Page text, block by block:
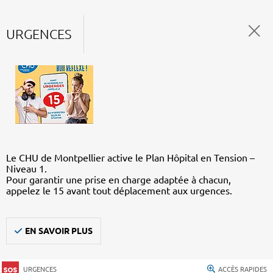
URGENCES
Le CHU de Montpellier active le Plan Hôpital en Tension –
Niveau 1.
Pour garantir une prise en charge adaptée à chacun,
appelez le 15 avant tout déplacement aux urgences.
EN SAVOIR PLUS
URGENCES ACCÈS RAPIDES